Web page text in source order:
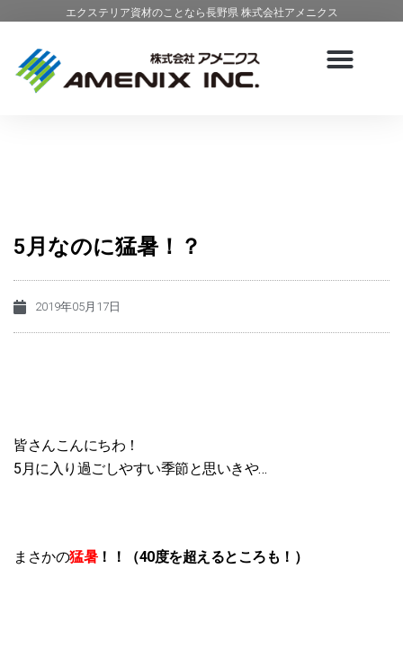
エクステリア資材のことなら長野県 株式会社アメニクス
5月なのに猛暑！？
2019年05月17日
皆さんこんにちわ！
5月に入り過ごしやすい季節と思いきや…
まさかの猛暑！！（40度を超えるところも！）